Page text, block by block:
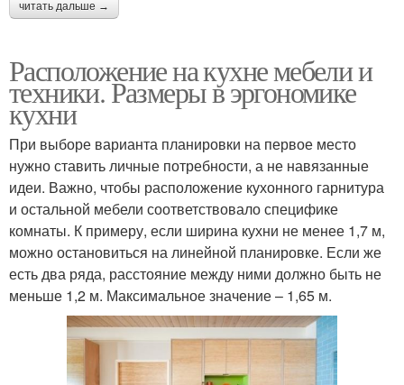
читать дальше →
Расположение на кухне мебели и
техники. Размеры в эргономике
кухни
При выборе варианта планировки на первое место
нужно ставить личные потребности, а не навязанные
идеи. Важно, чтобы расположение кухонного гарнитура
и остальной мебели соответствовало специфике
комнаты. К примеру, если ширина кухни не менее 1,7 м,
можно остановиться на линейной планировке. Если же
есть два ряда, расстояние между ними должно быть не
меньше 1,2 м. Максимальное значение – 1,65 м.